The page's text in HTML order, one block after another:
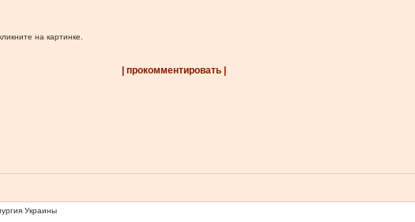
на картинке.
| прокомментировать |
Украины